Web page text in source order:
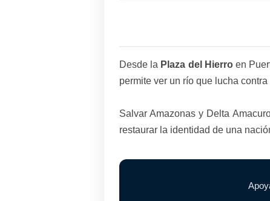
Desde la Plaza del Hierroen
permite ver un río que lucha
Salvar Amazonas y Delta
restaurar la identidad de una